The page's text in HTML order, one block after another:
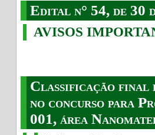
Edital n° 54, de 30
AVISOS
Classificação final
no concurso para
001, área